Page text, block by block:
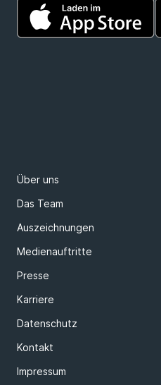
Über uns
Das Team
Auszeichnungen
Medienauftritte
Presse
Karriere
Datenschutz
Kontakt
Impressum